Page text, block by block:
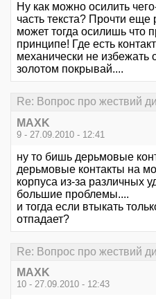
Ну как можно осилить
часть текста? Прочти еще
может тогда осилишь что
принципе! Где есть
механически не избежать
золотом покрывай....
Re: Вопрос про жествий
MAXK
9 - 27.09.2010 - 12:41
ну то бишь дерьмовые
дерьмовые контакты на
корпуса из-за различных
большие проблемы....
и тогда если втыкать
отпадает?
Re: Вопрос про жествий
MAXK
10 - 27.09.2010 - 12:43